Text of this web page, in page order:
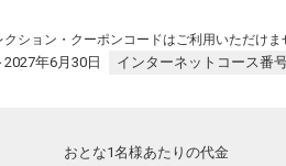
ション・クーポンコードはご利用いただけま
年6月30日 インターネットコース番
おとな1名様あたりの代金